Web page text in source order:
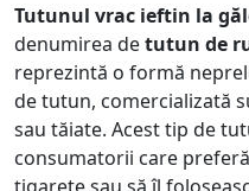
Tutunul vrac ieftin la
denumirea detutun de
reprezintă o formă
de tutun, comercializată
sau tăiate. Acest tip de
consumatorii care